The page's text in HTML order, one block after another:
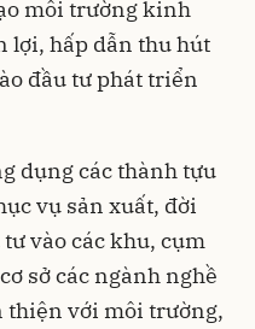
môi trường kinh
lợi, hấp dẫn thu hút
đầu tư phát triển
dụng các thành tựu
vụ sản xuất, đời
vào các khu, cụm
sở các ngành nghề
thiện với môi trường,